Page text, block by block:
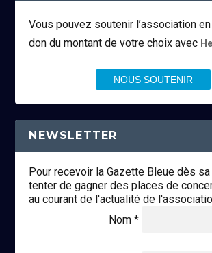
Vous pouvez soutenir l’association
don du montant de votre choix avec
NOUS SOUTENIR
NEWSLETTER
Pour recevoir la Gazette Bleue dès
tenter de gagner des places de
au courant de l'actualité de
Nom *